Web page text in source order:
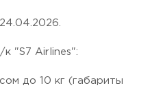
"S7 Airlines":
до 10 кг (габариты